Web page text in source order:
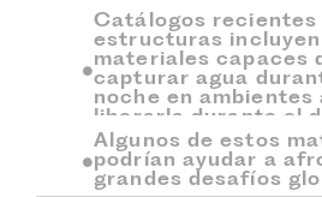
Catálogos recientes
estructuras incluyen
materiales capaces
capturar agua
noche en ambientes
liberarla durante el
Algunos de estos
podrían ayudar a
grandes desafíos